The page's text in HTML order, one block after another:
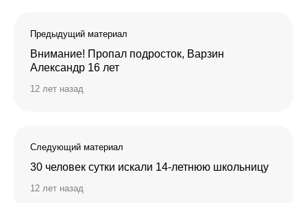
Предыдущий материал
Внимание! Пропал подросток, Варзин
Александр 16 лет
12 лет назад
Следующий материал
30 человек сутки искали 14-летнюю школьницу
12 лет назад